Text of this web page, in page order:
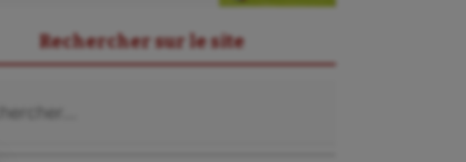
Sauvetage sportif
Sport adapté
Sport handicap
Rechercher sur le site